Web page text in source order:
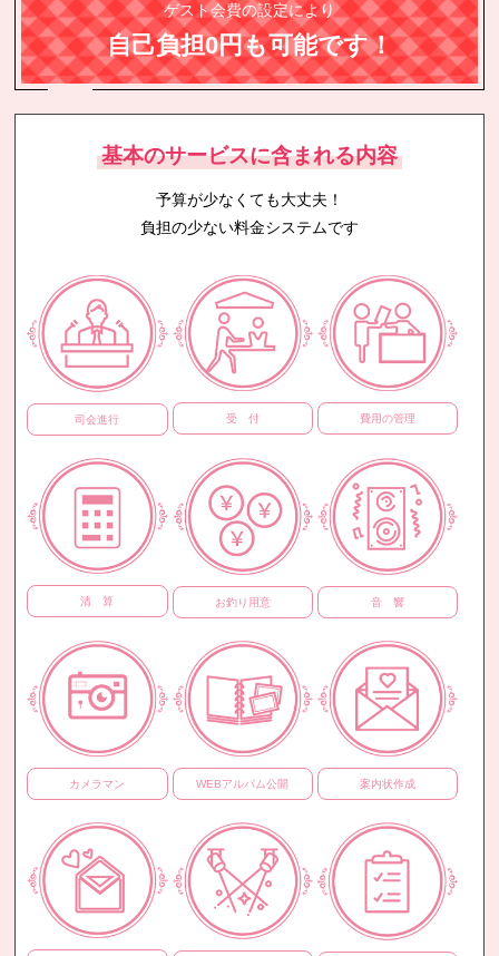
ゲスト会費の設定により
自己負担0円も可能です！
基本のサービスに含まれる内容
予算が少なくても大丈夫！
負担の少ない料金システムです
司会進行 受 付 費用の管理
清 算 お釣り用意 音 響
カメラマン WEBアルバム公開 案内状作成